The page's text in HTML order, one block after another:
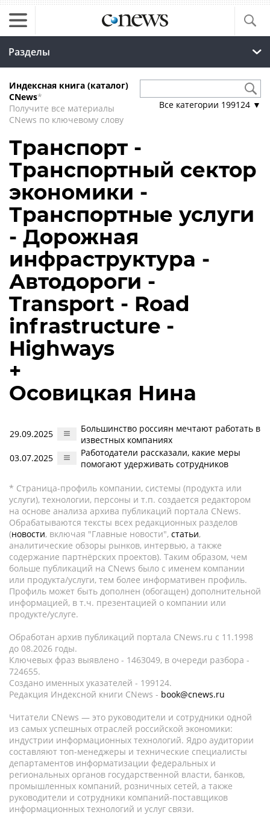
Разделы
Индексная книга (каталог)
CNews*
Получите все материалы
CNews по ключевому слову
Все категории 199124 ▼
Транспорт -
Транспортный сектор
экономики -
Транспортные услуги
- Дорожная
инфраструктура -
Автодороги -
Transport - Road
infrastructure -
Highways
+
Осовицкая Нина
29.09.2025
Большинство россиян мечтают работать в
известных компаниях
03.07.2025
Работодатели рассказали, какие меры
помогают удерживать сотрудников
* Страница-профиль компании, системы (продукта или
услуги), технологии, персоны и т.п. создается редактором
на основе анализа архива публикаций портала CNews.
Обрабатываются тексты всех редакционных разделов
(новости, включая "Главные новости", статьи,
аналитические обзоры рынков, интервью, а также
содержание партнёрских проектов). Таким образом, чем
больше публикаций на CNews было с именем компании
или продукта/услуги, тем более информативен профиль.
Профиль может быть дополнен (обогащен) дополнительной
информацией, в т.ч. презентацией о компании или
продукте/услуге.
Обработан архив публикаций портала CNews.ru c 11.1998
до 08.2026 годы.
Ключевых фраз выявлено - 1463049, в очереди разбора -
724655.
Создано именных указателей - 199124.
Редакция Индексной книги CNews - book@cnews.ru
Читатели CNews — это руководители и сотрудники одной
из самых успешных отраслей российской экономики:
индустрии информационных технологий. Ядро аудитории
составляют топ-менеджеры и технические специалисты
департаментов информатизации федеральных и
региональных органов государственной власти, банков,
промышленных компаний, розничных сетей, а также
руководители и сотрудники компаний-поставщиков
информационных технологий и услуг связи.